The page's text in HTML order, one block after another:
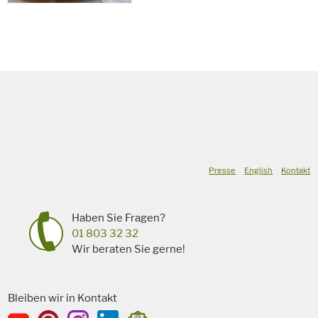
Presse English Kontakt
Haben Sie Fragen?
01 803 32 32
Wir beraten Sie gerne!
Bleiben wir in Kontakt